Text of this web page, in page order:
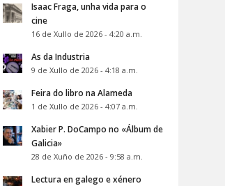
Isaac Fraga, unha vida para o
cine
16 de Xullo de 2026 - 4:20 a.m.
As da Industria
9 de Xullo de 2026 - 4:18 a.m.
Feira do libro na Alameda
1 de Xullo de 2026 - 4:07 a.m.
Xabier P. DoCampo no «Álbum de
Galicia»
28 de Xuño de 2026 - 9:58 a.m.
Lectura en galego e xénero